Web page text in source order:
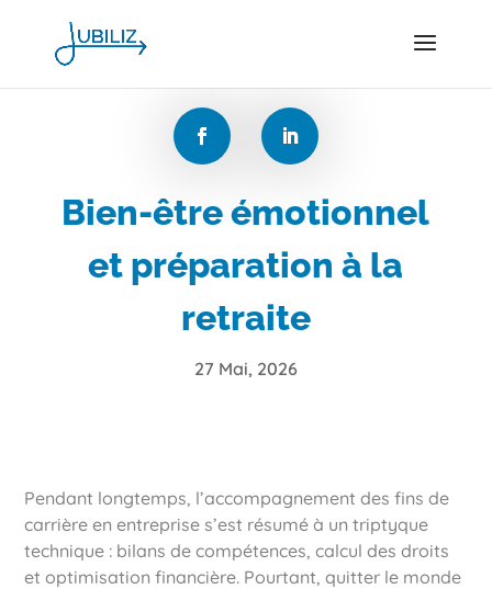
Bien-être émotionnel
et préparation à la
retraite
27 Mai, 2026
Pendant longtemps, l’accompagnement des fins de
carrière en entreprise s’est résumé à un triptyque
technique : bilans de compétences, calcul des droits
et optimisation financière. Pourtant, quitter le monde